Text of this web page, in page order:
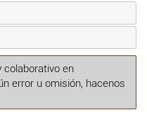
colaborativo en
error u omisión, hacenos